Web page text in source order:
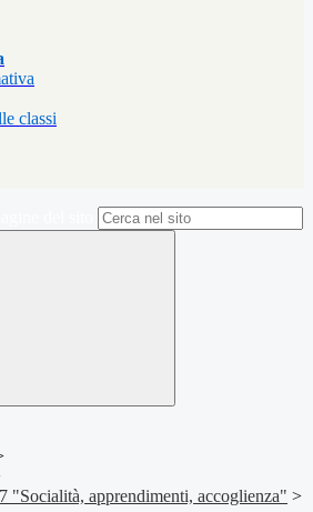
classi
"Socialità, apprendimenti, accoglienza" >